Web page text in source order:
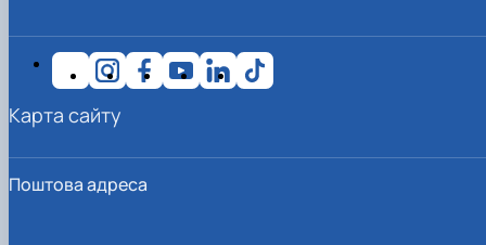
Поштова адреса
Карта сайту